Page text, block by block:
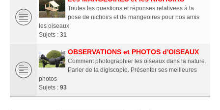
Toutes les questions et réponses relativees à la
pose de nichoirs et de mangeoires pour nos amis
les oiseaux
Sujets : 31
OBSERVATIONS et PHOTOS d'OISEAUX
Comment photographier les oiseaux dans la nature.
Parler de la digiscopie. Présenter ses meilleures
photos
Sujets : 93